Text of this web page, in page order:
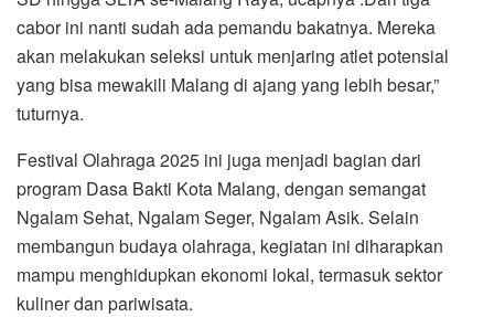
cabor ini nanti sudah ada pemandu bakatnya. Mereka
akan melakukan seleksi untuk menjaring atlet potensial
yang bisa mewakili Malang di ajang yang lebih besar,”
tuturnya.
Festival Olahraga 2025 ini juga menjadi bagian dari
program Dasa Bakti Kota Malang, dengan semangat
Ngalam Sehat, Ngalam Seger, Ngalam Asik. Selain
membangun budaya olahraga, kegiatan ini diharapkan
mampu menghidupkan ekonomi lokal, termasuk sektor
kuliner dan pariwisata.